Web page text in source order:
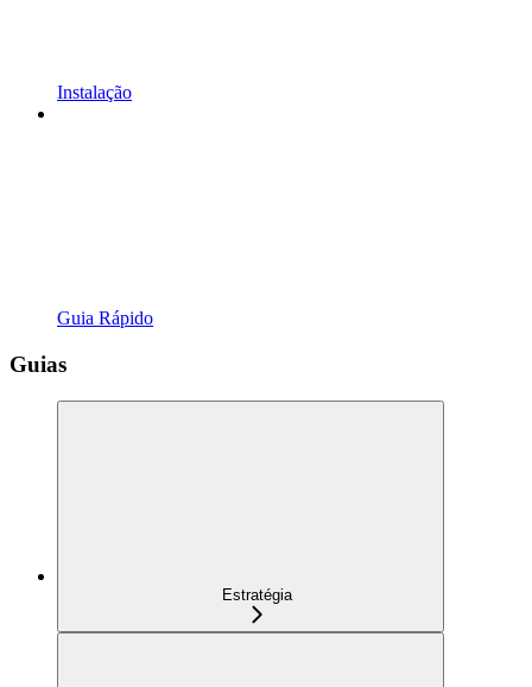
Instalação
Guia Rápido
Guias
Estratégia